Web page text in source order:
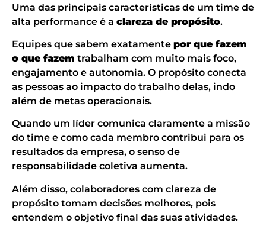
Uma das principais características de um time de
alta performance é a clareza de propósito.
Equipes que sabem exatamente por que fazem
o que fazem trabalham com muito mais foco,
engajamento e autonomia. O propósito conecta
as pessoas ao impacto do trabalho delas, indo
além de metas operacionais.
Quando um líder comunica claramente a missão
do time e como cada membro contribui para os
resultados da empresa, o senso de
responsabilidade coletiva aumenta.
Além disso, colaboradores com clareza de
propósito tomam decisões melhores, pois
entendem o objetivo final das suas atividades.